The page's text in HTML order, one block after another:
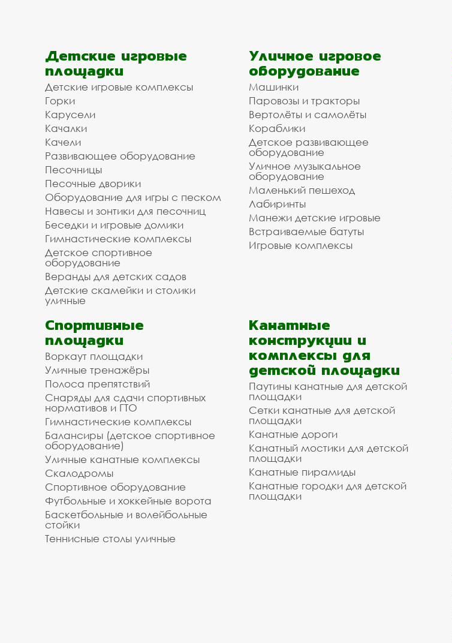
Детские игровые
площадки
Детские игровые комплексы
Горки
Карусели
Качалки
Качели
Развивающее оборудование
Песочницы
Песочные дворики
Оборудование для игры с песком
Навесы и зонтики для песочниц
Беседки и игровые домики
Гимнастические комплексы
Детское спортивное
оборудование
Веранды для детских садов
Детские скамейки и столики
уличные
Уличное игровое
оборудование
Машинки
Паровозы и тракторы
Вертолёты и самолёты
Кораблики
Детское развивающее
оборудование
Уличное музыкальное
оборудование
Маленький пешеход
Лабиринты
Манежи детские игровые
Встраиваемые батуты
Игровые комплексы
Спортивные
площадки
Воркаут площадки
Уличные тренажёры
Полоса препятствий
Снаряды для сдачи спортивных
нормативов и ГТО
Гимнастические комплексы
Балансиры (детское спортивное
оборудование)
Уличные канатные комплексы
Скалодромы
Спортивное оборудование
Футбольные и хоккейные ворота
Баскетбольные и волейбольные
стойки
Теннисные столы уличные
Канатные
конструкции и
комплексы для
детской площадки
Паутины канатные для детской
площадки
Сетки канатные для детской
площадки
Канатные дороги
Канатный мостики для детской
площадки
Канатные пирамиды
Канатные городки для детской
площадки